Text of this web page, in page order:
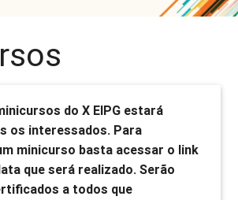
do X EIPG estará
os interessados. Para
minicurso basta acessar o link
que será realizado. Serão
a todos que